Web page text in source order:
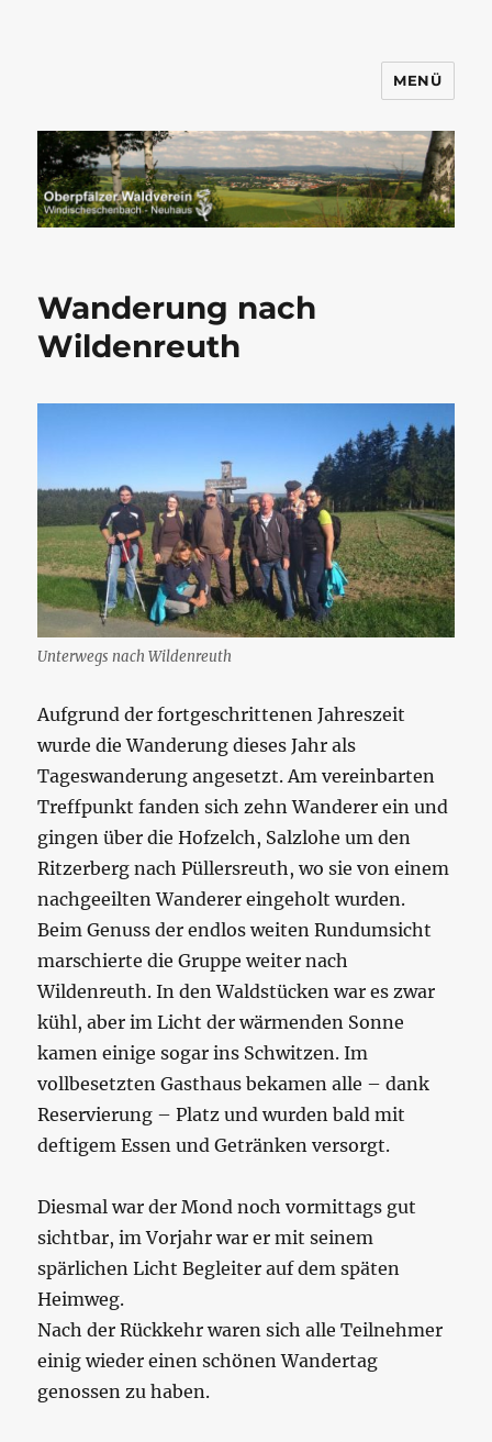
Windischeschenbach-Neuhaus
MENÜ
Wanderung nach
Wildenreuth
Unterwegs nach Wildenreuth
Aufgrund der fortgeschrittenen Jahreszeit
wurde die Wanderung dieses Jahr als
Tageswanderung angesetzt. Am vereinbarten
Treffpunkt fanden sich zehn Wanderer ein und
gingen über die Hofzelch, Salzlohe um den
Ritzerberg nach Püllersreuth, wo sie von einem
nachgeeilten Wanderer eingeholt wurden.
Beim Genuss der endlos weiten Rundumsicht
marschierte die Gruppe weiter nach
Wildenreuth. In den Waldstücken war es zwar
kühl, aber im Licht der wärmenden Sonne
kamen einige sogar ins Schwitzen. Im
vollbesetzten Gasthaus bekamen alle – dank
Reservierung – Platz und wurden bald mit
deftigem Essen und Getränken versorgt.
Diesmal war der Mond noch vormittags gut
sichtbar, im Vorjahr war er mit seinem
spärlichen Licht Begleiter auf dem späten
Heimweg.
Nach der Rückkehr waren sich alle Teilnehmer
einig wieder einen schönen Wandertag
genossen zu haben.